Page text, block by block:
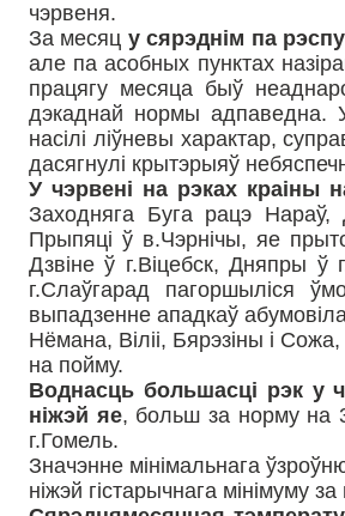
чэрвеня.
За месяц у сярэднім па
але па асобных пунктах
працягу месяца быў
дэкаднай нормы адпаведна.
насілі ліўневы характар,
дасягнулі крытэрыяў
У чэрвені на рэках краіны
Заходняга Буга рацэ Нараў,
Прыпяці ў в.Чэрнічы, яе
Дзвіне ў г.Віцебск, Дняпры ў
г.Слаўгарад пагоршыліся
выпадзенне ападкаў
Нёмана, Віліі, Бярэзіны і
на пойму.
Воднасць большасці рэк у
ніжэй яе, больш за норму на
г.Гомель.
Значэнне мінімальнага
ніжэй гістарычнага мінімуму